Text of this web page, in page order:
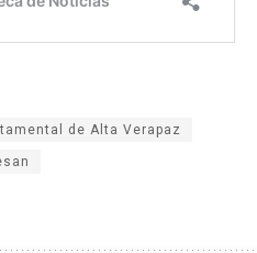
de Alta Verapaz